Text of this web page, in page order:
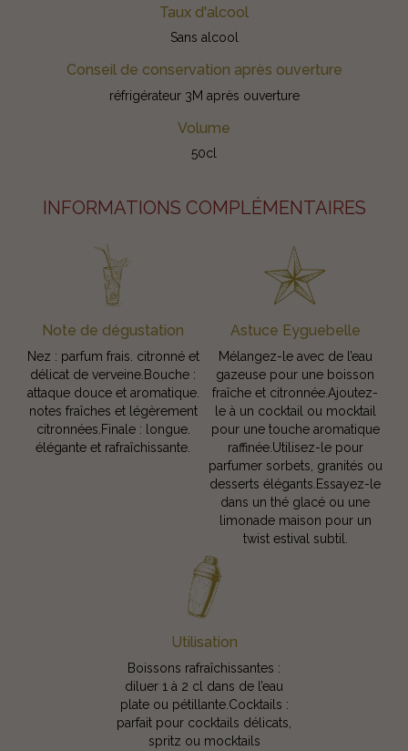
Taux d'alcool
Sans alcool
Conseil de conservation après ouverture
réfrigérateur 3M après ouverture
Volume
50cl
INFORMATIONS COMPLÉMENTAIRES
Note de dégustation
Nez : parfum frais. citronné et
délicat de verveine.Bouche :
attaque douce et aromatique.
notes fraîches et légèrement
citronnées.Finale : longue.
élégante et rafraîchissante.
Astuce Eyguebelle
Mélangez-le avec de l’eau
gazeuse pour une boisson
fraîche et citronnée.Ajoutez-
le à un cocktail ou mocktail
pour une touche aromatique
raffinée.Utilisez-le pour
parfumer sorbets, granités ou
desserts élégants.Essayez-le
dans un thé glacé ou une
limonade maison pour un
twist estival subtil.
Utilisation
Boissons rafraîchissantes :
diluer 1 à 2 cl dans de l’eau
plate ou pétillante.Cocktails :
parfait pour cocktails délicats,
spritz ou mocktails